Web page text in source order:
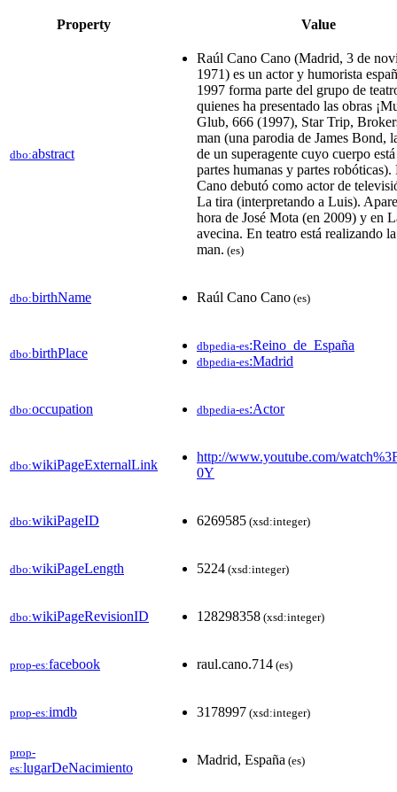
Property Value
dbo:abstract
Raúl Cano Cano (Madrid, 3 de
1971) es un actor y humorista
1997 forma parte del grupo de
quienes ha presentado las obras
Glub, 666 (1997),​ Star Trip,
man (una parodia de James Bond,
de un superagente cuyo cuerpo
partes humanas y partes
Cano debutó como actor de
La tira (interpretando a Luis).
hora de José Mota (en 2009) y en
avecina.​ En teatro está realizando
man.​ (es)
dbo:birthName Raúl Cano Cano (es)
dbo:birthPlace dbpedia-es:Reino_de_España
dbpedia-es:Madrid
dbo:occupation dbpedia-es:Actor
dbo:wikiPageExternalLink
http://www.youtube.com/
0Y
dbo:wikiPageID 6269585 (xsd:integer)
dbo:wikiPageLength 5224 (xsd:integer)
dbo:wikiPageRevisionID 128298358 (xsd:integer)
prop-es:facebook raul.cano.714 (es)
prop-es:imdb 3178997 (xsd:integer)
prop-
es:lugarDeNacimiento
Madrid, España (es)